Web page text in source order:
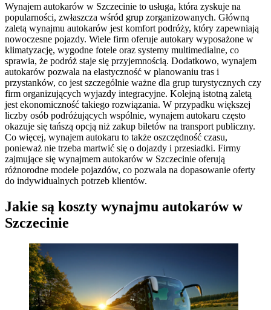
Wynajem autokarów w Szczecinie to usługa, która zyskuje na
popularności, zwłaszcza wśród grup zorganizowanych. Główną
zaletą wynajmu autokarów jest komfort podróży, który zapewniają
nowoczesne pojazdy. Wiele firm oferuje autokary wyposażone w
klimatyzację, wygodne fotele oraz systemy multimedialne, co
sprawia, że podróż staje się przyjemnością. Dodatkowo, wynajem
autokarów pozwala na elastyczność w planowaniu tras i
przystanków, co jest szczególnie ważne dla grup turystycznych czy
firm organizujących wyjazdy integracyjne. Kolejną istotną zaletą
jest ekonomiczność takiego rozwiązania. W przypadku większej
liczby osób podróżujących wspólnie, wynajem autokaru często
okazuje się tańszą opcją niż zakup biletów na transport publiczny.
Co więcej, wynajem autokaru to także oszczędność czasu,
ponieważ nie trzeba martwić się o dojazdy i przesiadki. Firmy
zajmujące się wynajmem autokarów w Szczecinie oferują
różnorodne modele pojazdów, co pozwala na dopasowanie oferty
do indywidualnych potrzeb klientów.
Jakie są koszty wynajmu autokarów w
Szczecinie